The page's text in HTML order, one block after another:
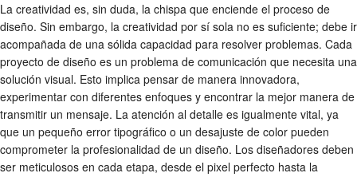
La creatividad es, sin duda, la chispa que enciende el proceso de
diseño. Sin embargo, la creatividad por sí sola no es suficiente; debe ir
acompañada de una sólida capacidad para resolver problemas. Cada
proyecto de diseño es un problema de comunicación que necesita una
solución visual. Esto implica pensar de manera innovadora,
experimentar con diferentes enfoques y encontrar la mejor manera de
transmitir un mensaje. La atención al detalle es igualmente vital, ya
que un pequeño error tipográfico o un desajuste de color pueden
comprometer la profesionalidad de un diseño. Los diseñadores deben
ser meticulosos en cada etapa, desde el pixel perfecto hasta la